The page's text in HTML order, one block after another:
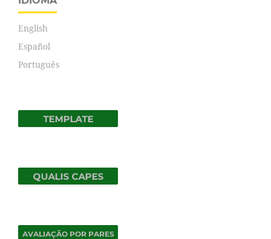
English
Español
Português